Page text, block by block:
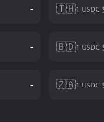
- 🇹🇭1 USDC
- 🇧🇩1 USDC
- 🇿🇦1 USDC